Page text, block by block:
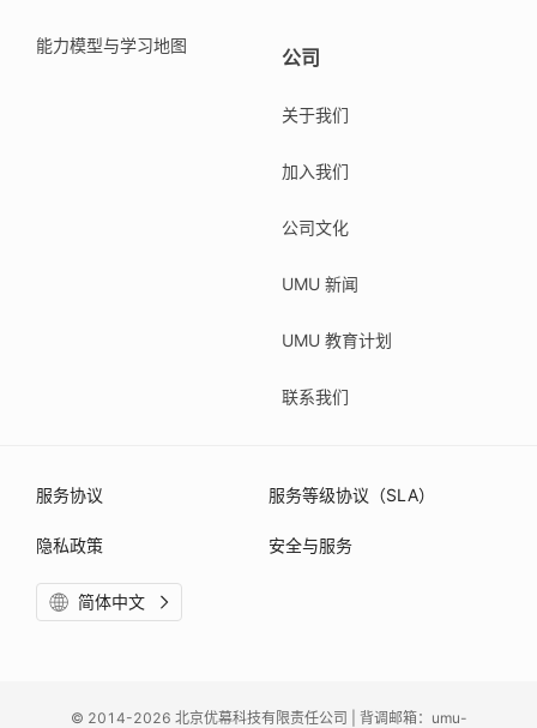
能力模型与学习地图
公司
关于我们
加入我们
公司文化
UMU 新闻
UMU 教育计划
联系我们
服务协议 服务等级协议（SLA）
隐私政策 安全与服务
简体中文
© 2014-2026 北京优幕科技有限责任公司 | 背调邮箱：umu-